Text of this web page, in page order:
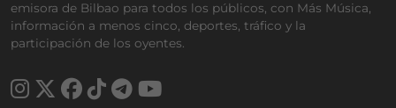
emisora de Bilbao para todos los públicos, con Más Música,
información a menos cinco, deportes, tráfico y la
participación de los oyentes.